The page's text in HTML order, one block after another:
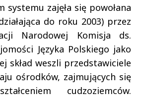
systemu zajęła się powołana
do roku 2003) przez
Narodowej Komisja ds.
Języka Polskiego jako
skład weszli przedstawiciele
ośrodków, zajmujących się
cudzoziemców.